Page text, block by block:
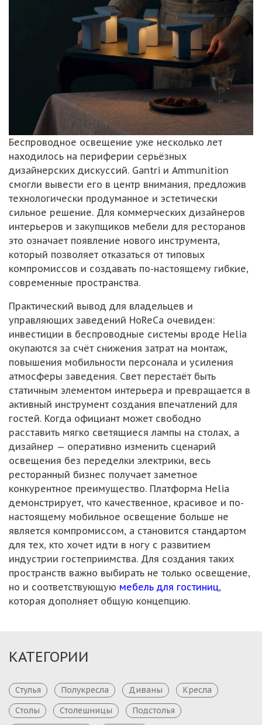
Беспроводное освещение уже несколько лет
находилось на периферии серьёзных
дизайнерских дискуссий. Gantri и Ammunition
смогли вывести его в центр внимания, предложив
технологически продуманное и эстетически
сильное решение. Для коммерческих дизайнеров
интерьеров и закупщиков мебели для ресторанов
это означает появление нового инструмента,
который позволяет отказаться от типовых
компромиссов и создавать по-настоящему гибкие,
современные пространства.
Практический вывод для владельцев и
управляющих заведений HoReCa очевиден:
инвестиции в беспроводные системы вроде Helia
окупаются за счёт снижения затрат на монтаж,
повышения мобильности персонала и усиления
атмосферы заведения. Свет перестаёт быть
статичным элементом интерьера и превращается в
активный инструмент создания впечатлений для
гостей. Когда официант может свободно
расставить мягко светящиеся лампы на столах, а
дизайнер — оперативно изменить сценарий
освещения без переделки электрики, весь
ресторанный бизнес получает заметное
конкурентное преимущество. Платформа Helia
демонстрирует, что качественное, красивое и по-
настоящему мобильное освещение больше не
является компромиссом, а становится стандартом
для тех, кто хочет идти в ногу с развитием
индустрии гостеприимства. Для создания таких
пространств важно выбирать не только освещение,
но и соответствующую мебель для гостиниц,
которая дополняет общую концепцию.
КАТЕГОРИИ
Стулья Полукресла Диваны
Кресла
Столы
Столешницы
Подстолья